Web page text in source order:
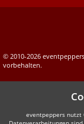
© 2010-2026
vorbehalten.
eventpeppers nutzt